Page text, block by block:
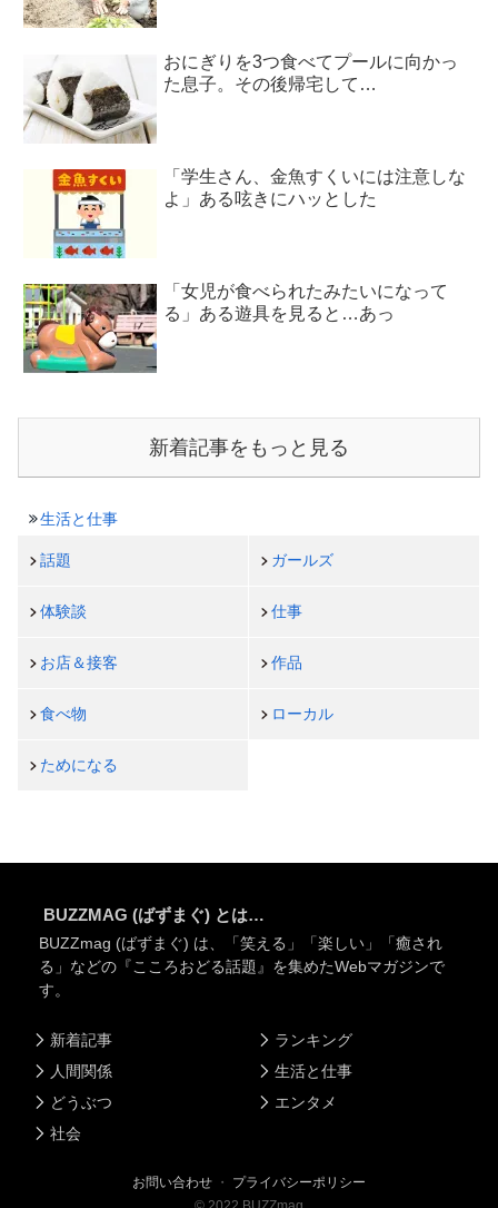
おにぎりを3つ食べてプールに向かっ
た息子。その後帰宅して…
「学生さん、金魚すくいには注意しな
よ」ある呟きにハッとした
「女児が食べられたみたいになって
る」ある遊具を見ると…あっ
新着記事をもっと見る
生活と仕事
話題 ガールズ
体験談 仕事
お店＆接客 作品
食べ物 ローカル
ためになる
BUZZMAG (ばずまぐ) とは…
BUZZmag (ばずまぐ) は、「笑える」「楽しい」「癒され
る」などの『こころおどる話題』を集めたWebマガジンで
す。
新着記事
人間関係
どうぶつ
社会
ランキング
生活と仕事
エンタメ
お問い合わせ ・ プライバシーポリシー